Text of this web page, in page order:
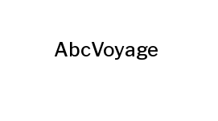
AbcVoyage